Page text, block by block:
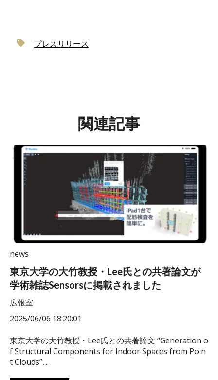
プレスリリース
関連記事
news
東京大学の大竹教授・Lee氏との共著論文が
学術雑誌Sensorsに掲載されました
広報室
2025/06/06 18:20:01
東京大学の大竹教授・Lee氏との共著論文 “Generation o
f Structural Components for Indoor Spaces from Poin
t Clouds”,...